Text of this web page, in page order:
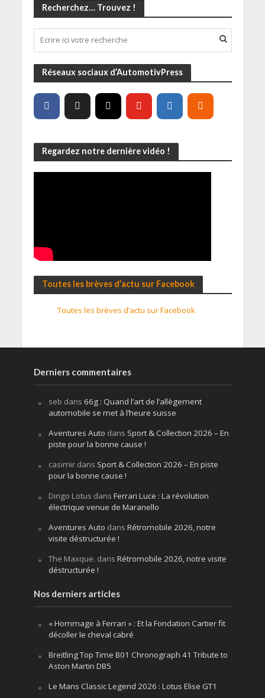
Recherchez… Trouvez !
Réseaux sociaux d’AutomotivPress
Regardez notre dernière vidéo !
Toutes les brèves d’actu sur Facebook
Toutes les brèves d’actu sur Facebook
Derniers commentaires
seb dans 66g : Quand l’art de l’allègement
automobile se met à l’heure suisse
Aventures Auto dans Sport & Collection 2026 – En
piste pour la bonne cause !
casimirdans Sport & Collection 2026 – En piste
pour la bonne cause !
Dingo Lotus dans Ferrari Luce : La révolution
électrique venue de Maranello
Aventures Auto dans Rétromobile 2026, notre
visite déstructurée !
The Maxque. dans Rétromobile 2026, notre visite
déstructurée !
Nos derniers articles
« Hommage à Ferrari » : Et la Fondation Cartier fit
décoller le cheval cabré
Breitling Top Time B01 Chronograph 41 Tribute to
Aston Martin DB5
Le Mans Classic Legend 2026 : Lotus Elise GT1